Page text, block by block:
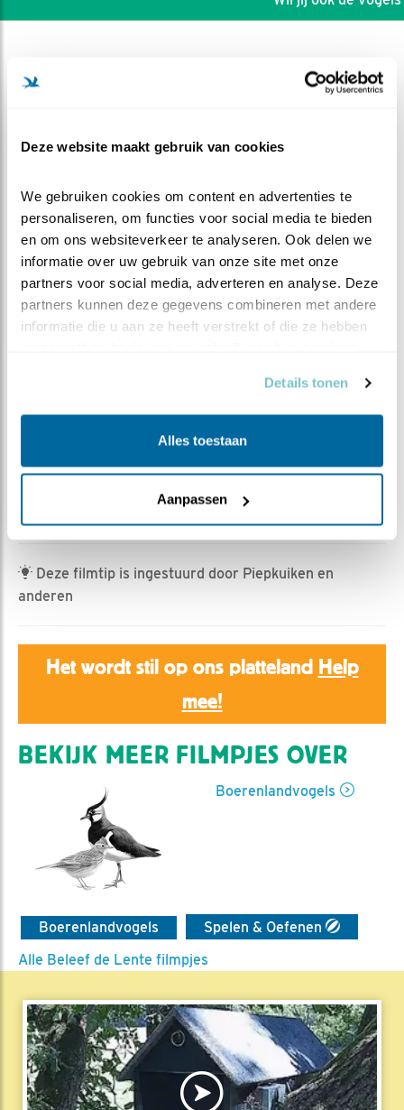
Deze website maakt gebruik van cookies
We gebruiken cookies om content en advertenties te
personaliseren, om functies voor social media te bieden
en om ons websiteverkeer te analyseren. Ook delen we
informatie over uw gebruik van onze site met onze
partners voor social media, adverteren en analyse. Deze
partners kunnen deze gegevens combineren met andere
informatie die u aan ze heeft verstrekt of die ze hebben
Details tonen
Alles toestaan
Aanpassen
DEEL DIT FILMPJE
De kleine pleviertjes en hun kuikens komen nog met
enige regelmaat langs.
Deze filmtip is ingestuurd door Piepkuiken en
anderen
Het wordt stil op ons platteland Help
mee!
BEKIJK MEER FILMPJES OVER
Boerenlandvogels
Boerenlandvogels
Spelen & Oefenen
Alle Beleef de Lente filmpjes